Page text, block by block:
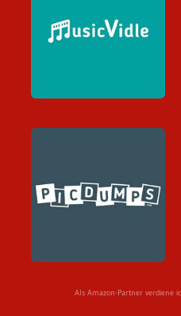
Als Amazon-Partner verdiene